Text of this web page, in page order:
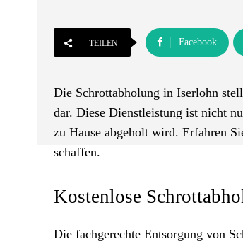
TEILEN Facebook
Die Schrottabholung in Iserlohn
dar. Diese Dienstleistung ist nicht
zu Hause abgeholt wird. Erfahren
schaffen.
Kostenlose
Die fachgerechte Entsorgung von